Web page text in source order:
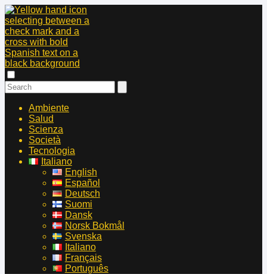
Ambiente
Salud
Scienza
Società
Tecnologia
Italiano
English
Español
Deutsch
Suomi
Dansk
Norsk Bokmål
Svenska
Italiano
Français
Português